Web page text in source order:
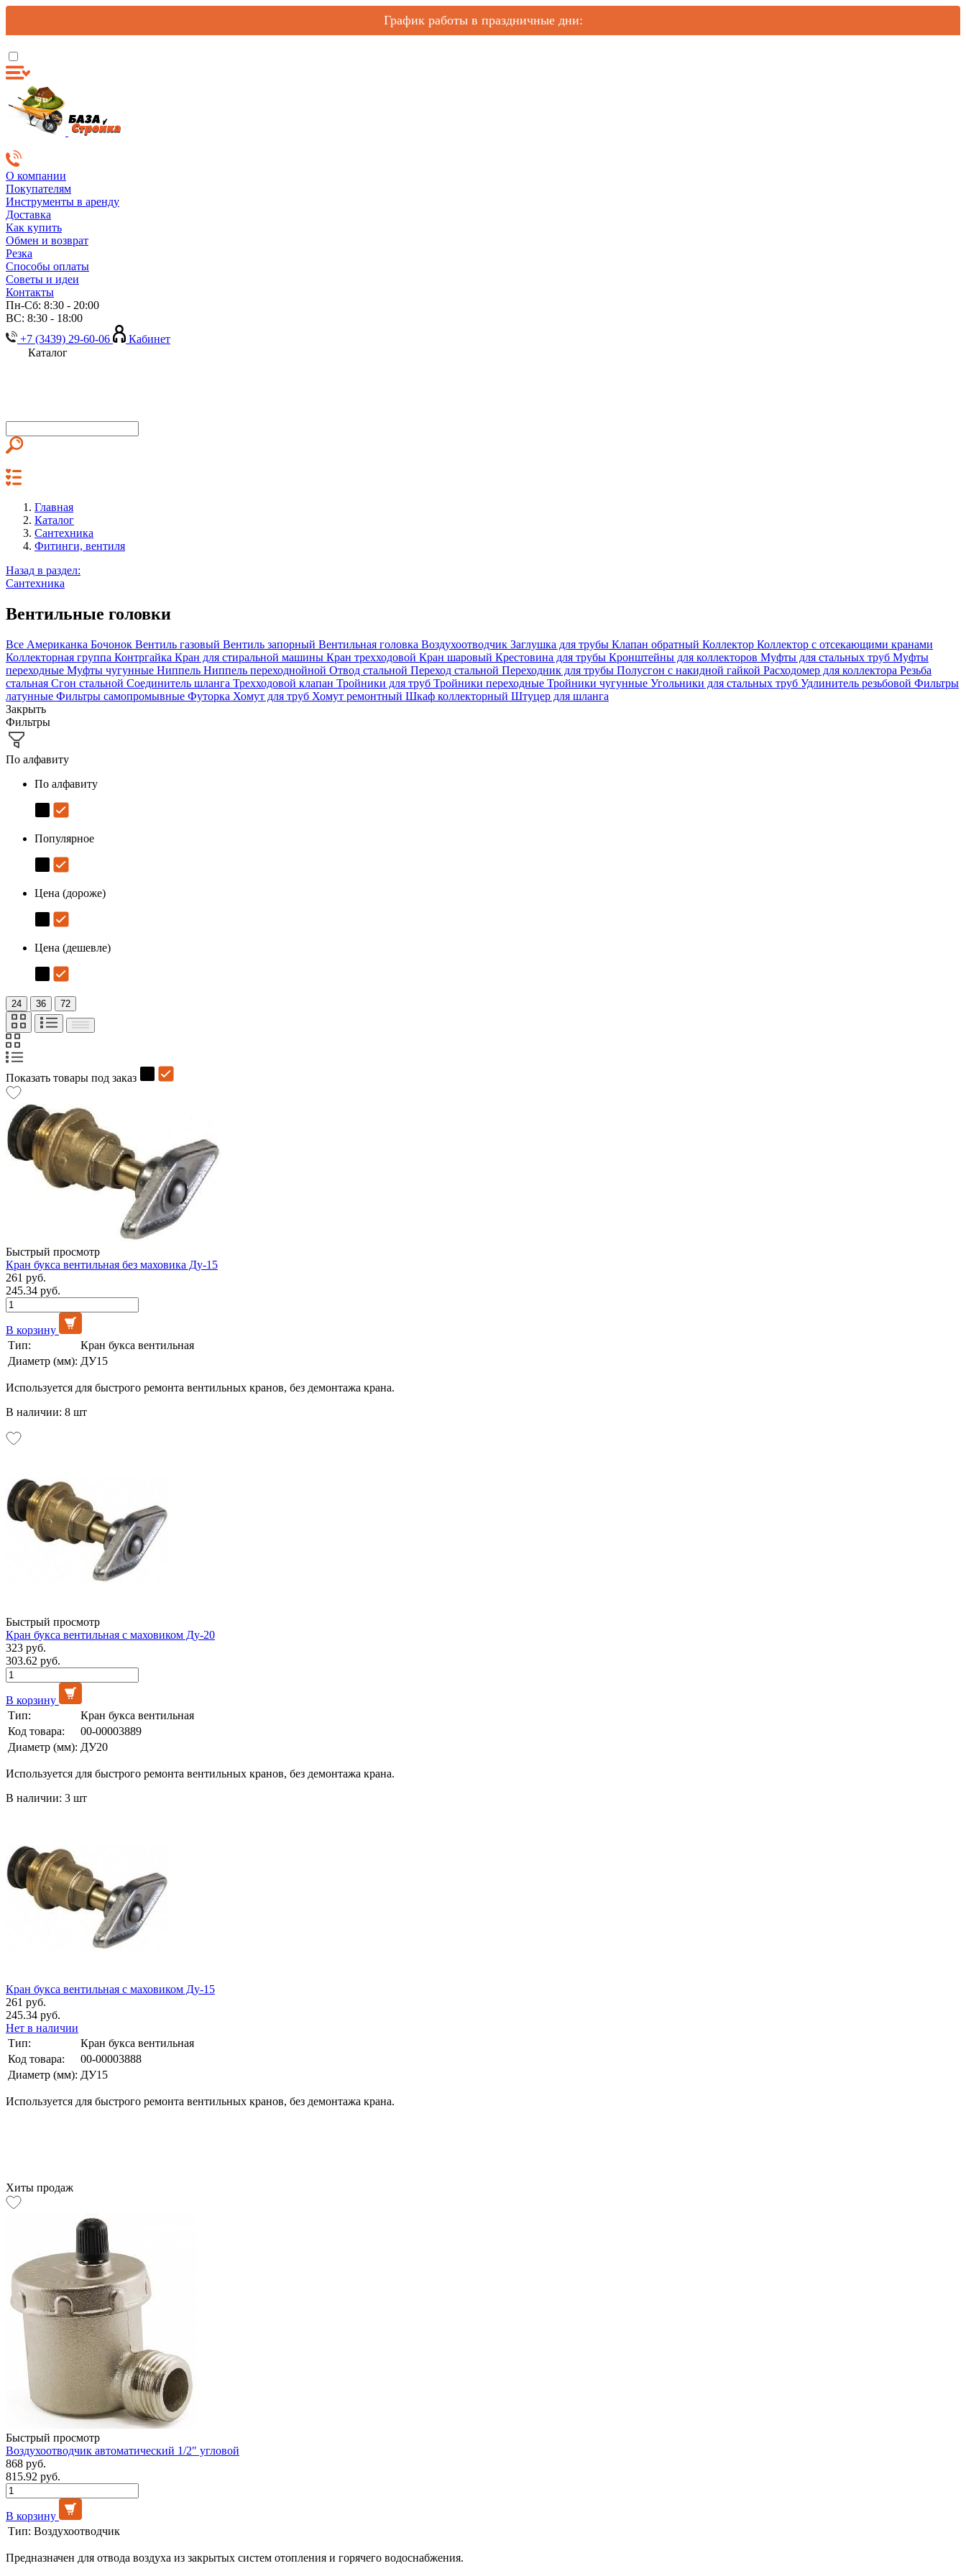
График работы в праздничные дни:
О компании
Покупателям
Инструменты в аренду
Доставка
Как купить
Обмен и возврат
Резка
Способы оплаты
Советы и идеи
Контакты
Пн-Сб: 8:30 - 20:00
ВС: 8:30 - 18:00
+7 (3439) 29-60-06
Кабинет
Каталог
Главная
Каталог
Сантехника
Фитинги, вентиля
Назад в раздел:
Сантехника
Вентильные головки
Все Американка Бочонок Вентиль газовый Вентиль запорный Вентильная головка Воздухоотводчик Заглушка для трубы Клапан обратный Коллектор Коллектор с отсекающими кранами
Коллекторная группа Контргайка Кран для стиральной машины Кран трехходовой Кран шаровый Крестовина для трубы Кронштейны для коллекторов Муфты для стальных труб Муфты
переходные Муфты чугунные Ниппель Ниппель переходнойной Отвод стальной Переход стальной Переходник для трубы Полусгон с накидной гайкой Расходомер для коллектора Резьба
стальная Сгон стальной Соединитель шланга Трехходовой клапан Тройники для труб Тройники переходные Тройники чугунные Угольники для стальных труб Удлинитель резьбовой Фильтры
латунные Фильтры самопромывные Футорка Хомут для труб Хомут ремонтный Шкаф коллекторный Штуцер для шланга
Закрыть
Фильтры
По алфавиту
По алфавиту
Популярное
Цена (дороже)
Цена (дешевле)
24 36 72
Показать товары под заказ
Быстрый просмотр
Кран букса вентильная без маховика Ду-15
261 руб.
245.34 руб.
В корзину
Тип:
Кран букса вентильная
Диаметр (мм): ДУ15
Используется для быстрого ремонта вентильных кранов, без демонтажа крана.
В наличии: 8 шт
Быстрый просмотр
Кран букса вентильная с маховиком Ду-20
323 руб.
303.62 руб.
В корзину
Тип:
Кран букса вентильная
Код товара:
00-00003889
Диаметр (мм): ДУ20
Используется для быстрого ремонта вентильных кранов, без демонтажа крана.
В наличии: 3 шт
Кран букса вентильная с маховиком Ду-15
261 руб.
245.34 руб.
Нет в наличии
Тип:
Кран букса вентильная
Код товара:
00-00003888
Диаметр (мм): ДУ15
Используется для быстрого ремонта вентильных кранов, без демонтажа крана.
Хиты продаж
Быстрый просмотр
Воздухоотводчик автоматический 1/2" угловой
868 руб.
815.92 руб.
В корзину
Тип: Воздухоотводчик
Предназначен для отвода воздуха из закрытых систем отопления и горячего водоснабжения.